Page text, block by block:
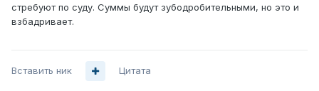
стребуют по суду. Суммы будут зубодробительными, но это и
взбадривает.
Вставить ник Цитата